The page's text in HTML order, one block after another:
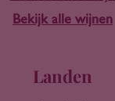
Bekijk alle wijnen
Landen